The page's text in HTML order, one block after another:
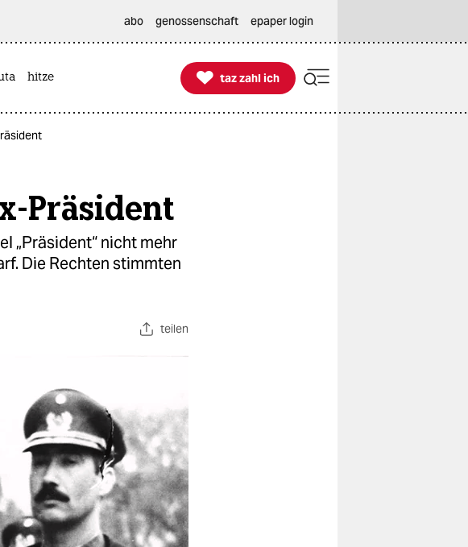
abo genossenschaft epaper login
hitze 
taz zahl ich
taz zahl ich
Präsident
„Präsident“ nicht mehr
Die Rechten stimmten
teilen